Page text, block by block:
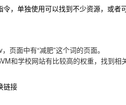
令，单独使用可以找到不少资源，或
页面中有“减肥”这个词的页面。
和学校网站有比较高的权重，找到相
链接